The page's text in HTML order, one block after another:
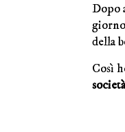
Dopo
della
Così